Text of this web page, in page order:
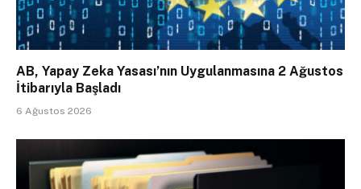
AB, Yapay Zeka Yasası’nın Uygulanmasına 2 Ağustos
İtibarıyla Başladı
6 Ağustos 2026